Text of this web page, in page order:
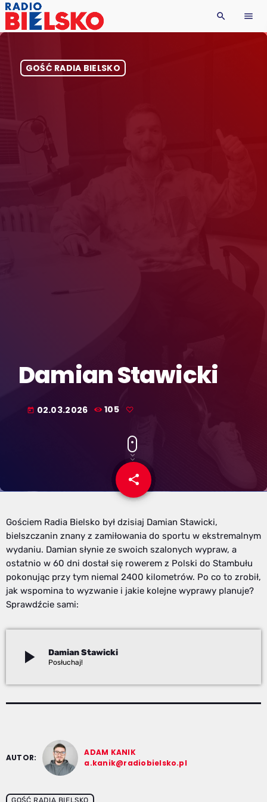
search menu
GOŚĆ RADIA BIELSKO
Damian Stawicki
today 02.03.2026 105
share
email
Gościem Radia Bielsko był dzisiaj Damian Stawicki,
bielszczanin znany z zamiłowania do sportu w ekstremalnym
wydaniu. Damian słynie ze swoich szalonych wypraw, a
ostatnio w 60 dni dostał się rowerem z Polski do Stambułu
pokonując przy tym niemal 2400 kilometrów. Po co to zrobił,
jak wspomina to wyzwanie i jakie kolejne wyprawy planuje?
Sprawdźcie sami:
play_arrow Damian Stawicki
AUTOR:
ADAM KANIK
a.kanik@radiobielsko.pl
GOŚĆ RADIA BIELSKO